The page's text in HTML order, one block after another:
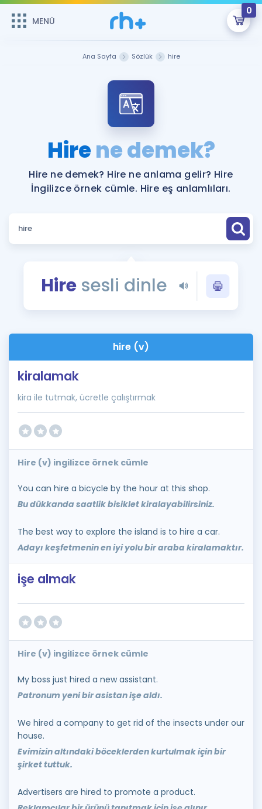
MENÜ
0
ÜYE DEĞİLİM
Sepetin Şu An Boş.
Remzi Hoca ile seni sınava hazırlayacak onlarca eğitim seni
bekliyor!
MENÜ
Faydalı Araçlar
Sözlük
Blog
İngilizce Gramer
Ana Sayfa Sözlük hire
Hirene demek?
Hire ne demek? Hire ne anlama gelir? Hire
İngilizce örnek cümle. Hire eş anlamlıları.
Hire sesli dinle
hire (v)
kiralamak
kira ile tutmak, ücretle çalıştırmak
Hire (v) ingilizce örnek cümle
You can hire a bicycle by the hour at this shop.
Bu dükkanda saatlik bisiklet kiralayabilirsiniz.
The best way to explore the island is to hire a car.
Adayı keşfetmenin en iyi yolu bir araba kiralamaktır.
işe almak
Hire (v) ingilizce örnek cümle
My boss just hired a new assistant.
Patronum yeni bir asistan işe aldı.
We hired a company to get rid of the insects under our
house.
Evimizin altındaki böceklerden kurtulmak için bir
şirket tuttuk.
Advertisers are hired to promote a product.